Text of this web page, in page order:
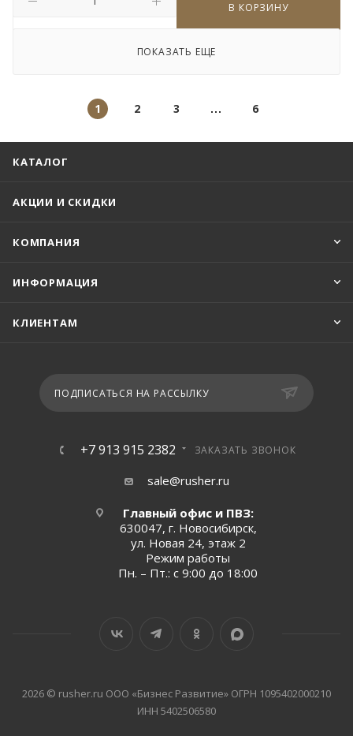
В КОРЗИНУ
ПОКАЗАТЬ ЕЩЕ
1 2 3 6
КАТАЛОГ
АКЦИИ И СКИДКИ
КОМПАНИЯ
ИНФОРМАЦИЯ
КЛИЕНТАМ
ПОДПИСАТЬСЯ НА РАССЫЛКУ
+7 913 915 2382 ЗАКАЗАТЬ ЗВОНОК
sale@rusher.ru
Главный офис и ПВЗ:
630047, г. Новосибирск,
ул. Новая 24, этаж 2
Режим работы
Пн. – Пт.: с 9:00 до 18:00
2026 © rusher.ru ООО «Бизнес Развитие» ОГРН 1095402000210
ИНН 5402506580